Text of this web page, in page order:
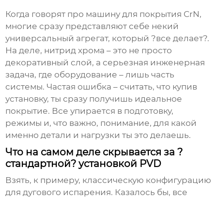
Когда говорят про машину для покрытия CrN,
многие сразу представляют себе некий
универсальный агрегат, который ?все делает?.
На деле, нитрид хрома – это не просто
декоративный слой, а серьезная инженерная
задача, где оборудование – лишь часть
системы. Частая ошибка – считать, что купив
установку, ты сразу получишь идеальное
покрытие. Все упирается в подготовку,
режимы и, что важно, понимание, для какой
именно детали и нагрузки ты это делаешь.
Что на самом деле скрывается за ?
стандартной? установкой PVD
Взять, к примеру, классическую конфигурацию
для дугового испарения. Казалось бы, все